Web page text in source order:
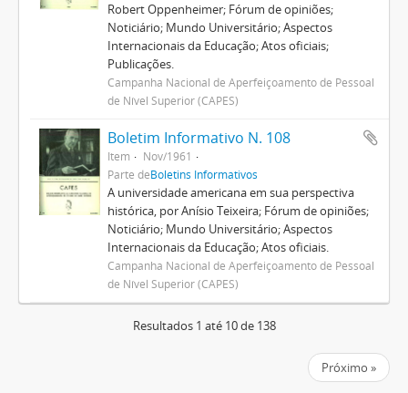
Robert Oppenheimer; Fórum de opiniões;
Noticiário; Mundo Universitário; Aspectos
Internacionais da Educação; Atos oficiais;
Publicações.
Campanha Nacional de Aperfeiçoamento de Pessoal
de Nível Superior (CAPES)
Boletim Informativo N. 108
Item
Nov/1961
Parte deBoletins Informativos
A universidade americana em sua perspectiva
histórica, por Anísio Teixeira; Fórum de opiniões;
Noticiário; Mundo Universitário; Aspectos
Internacionais da Educação; Atos oficiais.
Campanha Nacional de Aperfeiçoamento de Pessoal
de Nível Superior (CAPES)
Resultados 1 até 10 de 138
Próximo »